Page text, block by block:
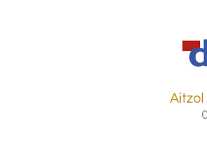
Aitzol